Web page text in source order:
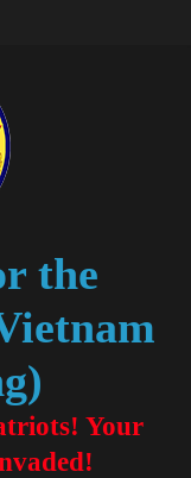
the
Your